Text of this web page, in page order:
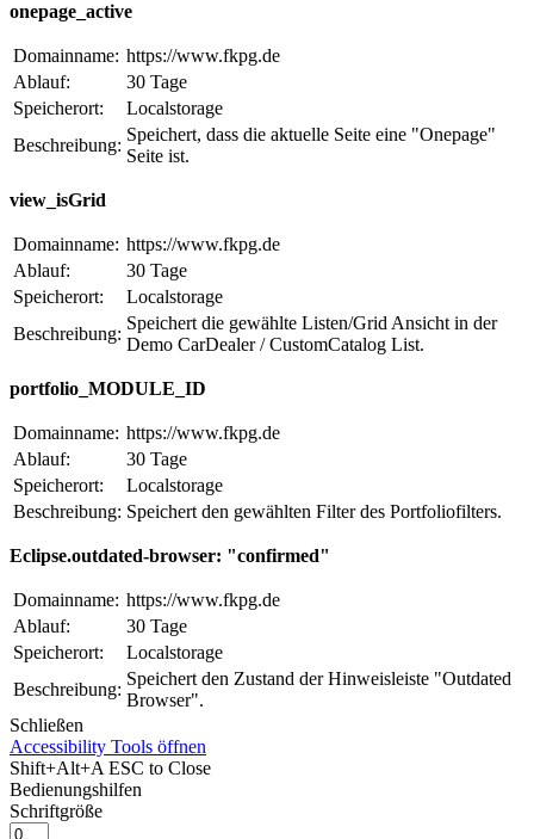
onepage_active
Domainname: https://www.fkpg.de
Ablauf:
30 Tage
Speicherort:
Localstorage
Beschreibung:
Speichert, dass die aktuelle Seite eine "Onepage"
Seite ist.
view_isGrid
Domainname: https://www.fkpg.de
Ablauf:
30 Tage
Speicherort:
Localstorage
Beschreibung:
Speichert die gewählte Listen/Grid Ansicht in der
Demo CarDealer / CustomCatalog List.
portfolio_MODULE_ID
Domainname: https://www.fkpg.de
Ablauf:
30 Tage
Speicherort:
Localstorage
Beschreibung: Speichert den gewählten Filter des Portfoliofilters.
Eclipse.outdated-browser: "confirmed"
Domainname: https://www.fkpg.de
Ablauf:
30 Tage
Speicherort:
Localstorage
Beschreibung:
Speichert den Zustand der Hinweisleiste "Outdated
Browser".
Schließen
Accessibility Tools öffnen
Shift+Alt+A ESC to Close
Bedienungshilfen
Schriftgröße